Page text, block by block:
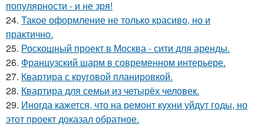
популярности - и не зря!
24. Такое оформление не только красиво, но и
практично.
25. Роскошный проект в Москва - сити для аренды.
26. Французский шарм в современном интерьере.
27. Квартира с круговой планировкой.
28. Квартира для семьи из четырёх человек.
29. Иногда кажется, что на ремонт кухни уйдут годы, но
этот проект доказал обратное.